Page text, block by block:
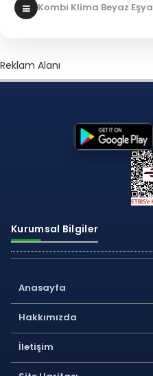
Kombi Klima Beyaz Eşya
Reklam Alanı
Kurumsal Bilgiler
Anasayfa
Hakkımızda
İletişim